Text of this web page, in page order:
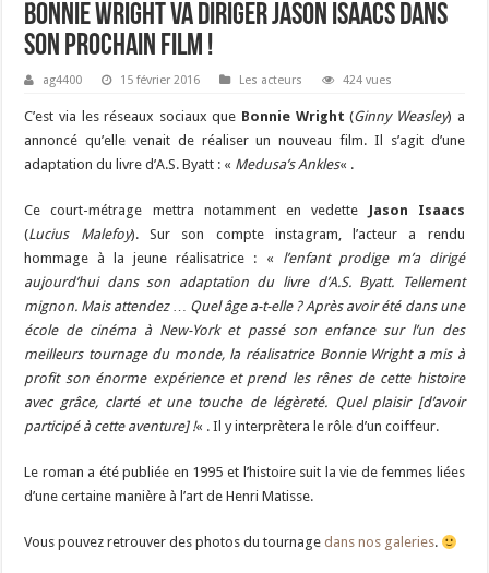
Bonnie Wright va diriger Jason Isaacs dans
son prochain film !
ag4400 15 février 2016 Les acteurs 424 vues
C’est via les réseaux sociaux que Bonnie Wright (Ginny Weasley) a
annoncé qu’elle venait de réaliser un nouveau film. Il s’agit d’une
adaptation du livre d’A.S. Byatt : « Medusa’s Ankles« .
Ce court-métrage mettra notamment en vedette Jason Isaacs
(Lucius Malefoy). Sur son compte instagram, l’acteur a rendu
hommage à la jeune réalisatrice : « l’enfant prodige m’a dirigé
aujourd’hui dans son adaptation du livre d’A.S. Byatt. Tellement
mignon. Mais attendez … Quel âge a-t-elle ? Après avoir été dans une
école de cinéma à New-York et passé son enfance sur l’un des
meilleurs tournage du monde, la réalisatrice Bonnie Wright a mis à
profit son énorme expérience et prend les rênes de cette histoire
avec grâce, clarté et une touche de légèreté. Quel plaisir [d’avoir
participé à cette aventure] !« . Il y interprètera le rôle d’un coiffeur.
Le roman a été publiée en 1995 et l’histoire suit la vie de femmes liées
d’une certaine manière à l’art de Henri Matisse.
Vous pouvez retrouver des photos du tournagedans nos galeries.